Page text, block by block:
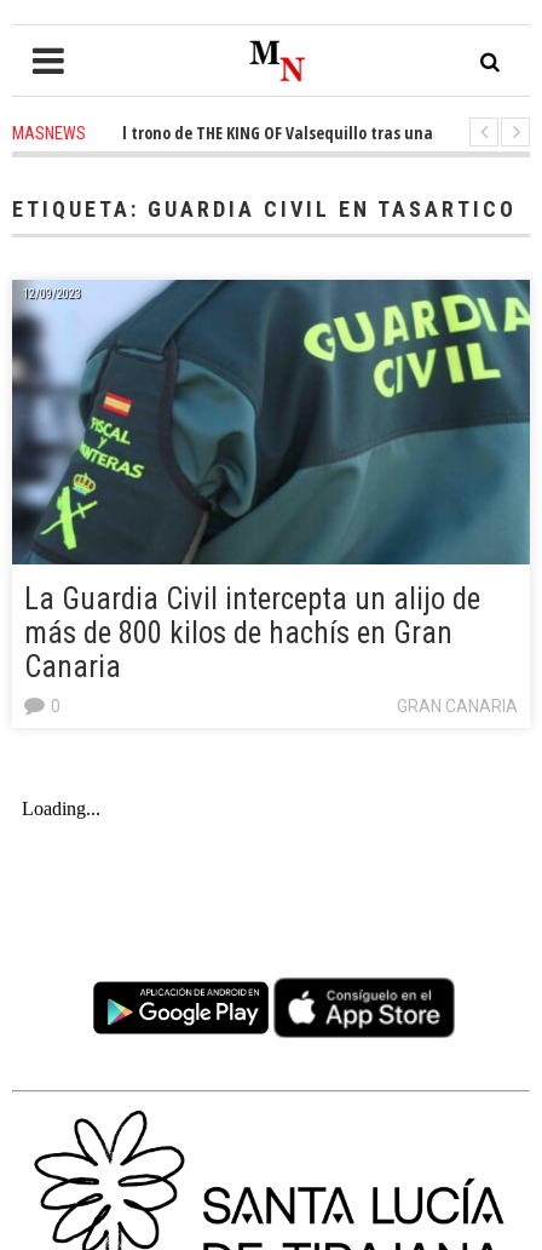
MASNEWSel trono de THE KING OF Valsequillo tras una jornada de
ETIQUETA: GUARDIA CIVIL EN TASARTICO
12/09/2023
La Guardia Civil intercepta un alijo de
más de 800 kilos de hachís en Gran
Canaria
GRAN CANARIA
0